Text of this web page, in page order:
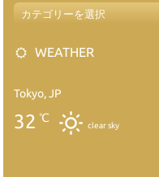
WEATHER
Tokyo, JP
32 ℃
clear sky